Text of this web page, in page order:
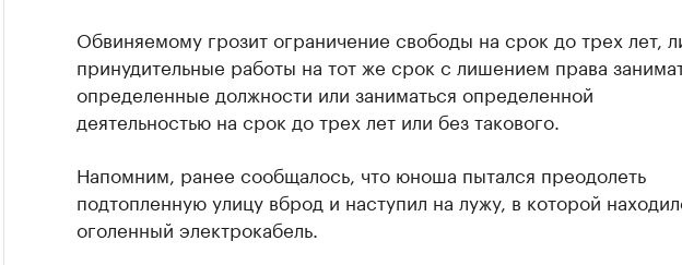
Обвиняемому грозит ограничение свободы на срок до трех лет,
принудительные работы на тот же срок с лишением права
определенные должности или заниматься определенной
деятельностью на срок до трех лет или без такового.
Напомним, ранее сообщалось, что юноша пытался преодолеть
подтопленную улицу вброд и наступил на лужу, в которой
оголенный электрокабель.